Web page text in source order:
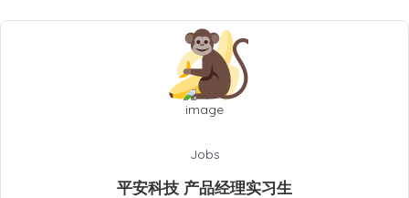
Jobs
平安科技 产品经理实习生